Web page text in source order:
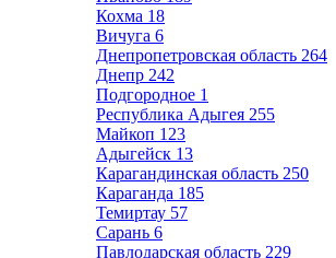
Кохма 18
Вичуга 6
Днепропетровская область 264
Днепр 242
Подгородное 1
Республика Адыгея 255
Майкоп 123
Адыгейск 13
Карагандинская область 250
Караганда 185
Темиртау 57
Сарань 6
Павлодарская область 229